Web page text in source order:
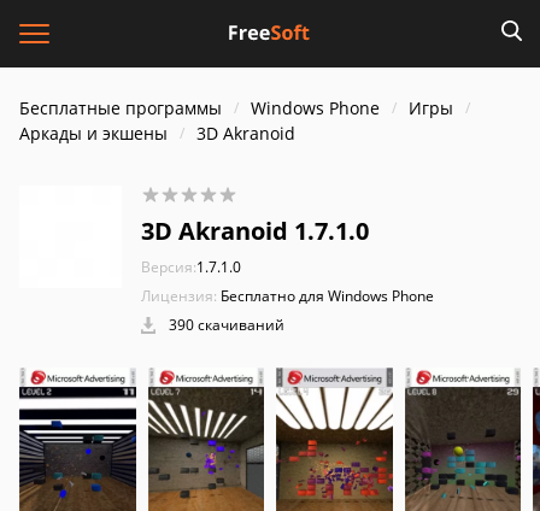
Бесплатные программы Windows Phone
Игры
Аркады и экшены
3D Akranoid
3D Akranoid 1.7.1.0
Версия:1.7.1.0
Лицензия: Бесплатно для Windows Phone
390 скачиваний